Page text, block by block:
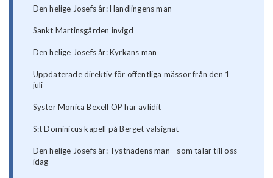
Den helige Josefs år: Handlingens man
Sankt Martinsgården invigd
Den helige Josefs år: Kyrkans man
Uppdaterade direktiv för offentliga mässor från den 1
juli
Syster Monica Bexell OP har avlidit
S:t Dominicus kapell på Berget välsignat
Den helige Josefs år: Tystnadens man - som talar till oss
idag